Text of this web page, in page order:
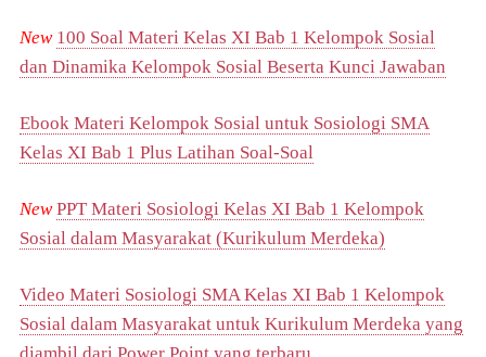
New 100 Soal Materi Kelas XI Bab 1 Kelompok Sosial
dan Dinamika Kelompok Sosial Beserta Kunci Jawaban
Ebook Materi Kelompok Sosial untuk Sosiologi SMA
Kelas XI Bab 1 Plus Latihan Soal-Soal
New PPT Materi Sosiologi Kelas XI Bab 1 Kelompok
Sosial dalam Masyarakat (Kurikulum Merdeka)
Video Materi Sosiologi SMA Kelas XI Bab 1 Kelompok
Sosial dalam Masyarakat untuk Kurikulum Merdeka yang